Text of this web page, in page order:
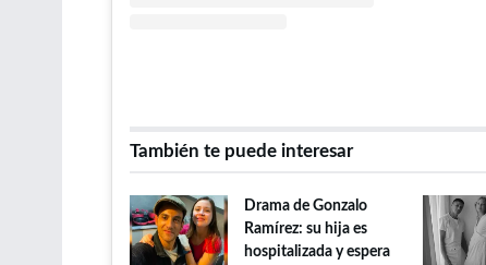
También te puede interesar
Drama de Gonzalo
Ramírez: su hija es
hospitalizada y espera